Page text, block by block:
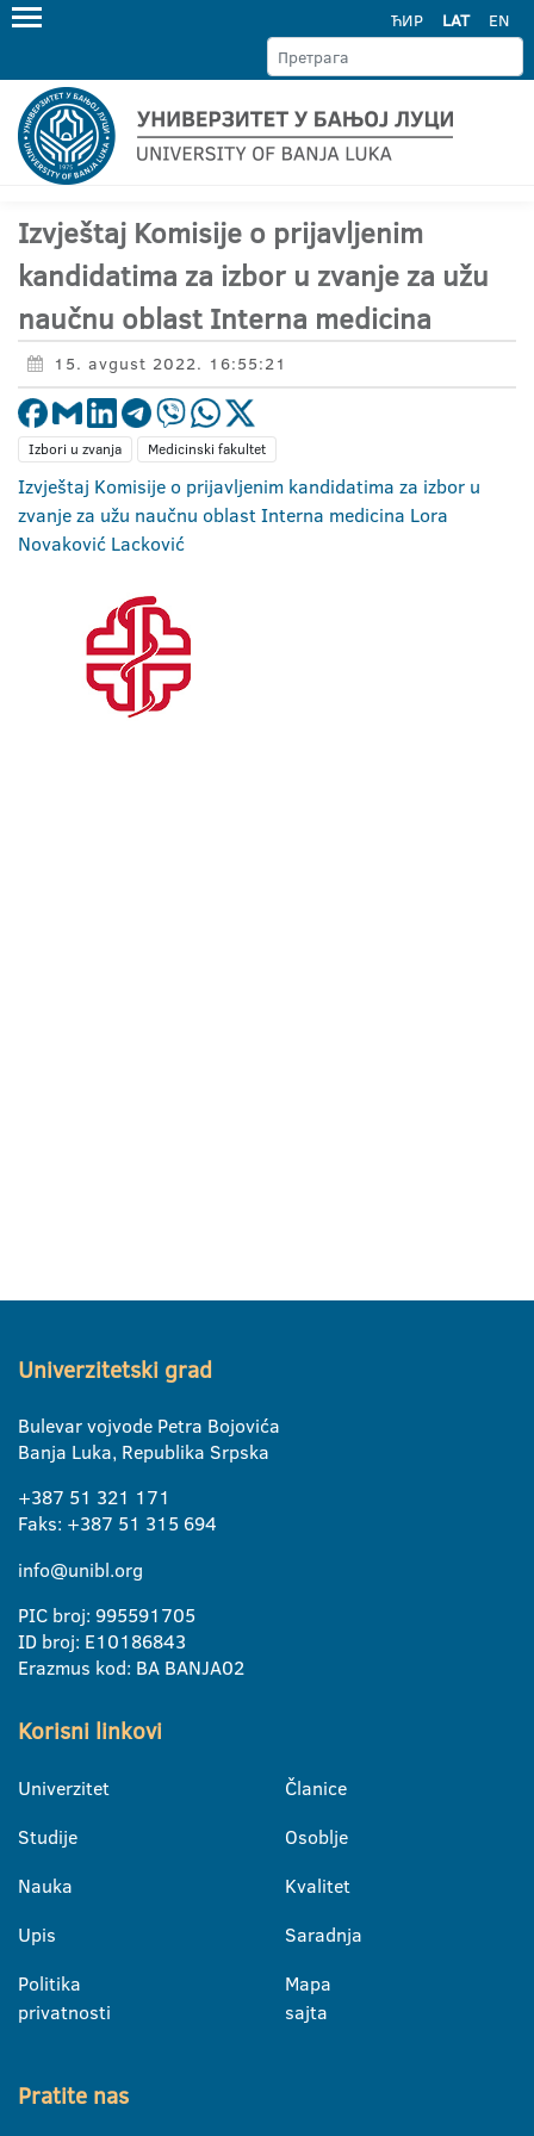
ЋИР LAT EN
Izvještaj Komisije o prijavljenim
kandidatima za izbor u zvanje za užu
naučnu oblast Interna medicina
15. avgust 2022. 16:55:21
Izbori u zvanja Medicinski fakultet
Izvještaj Komisije o prijavljenim kandidatima za izbor u
zvanje za užu naučnu oblast Interna medicina Lora
Novaković Lacković
Univerzitetski grad
Bulevar vojvode Petra Bojovića
Banja Luka, Republika Srpska
+387 51 321 171
Faks: +387 51 315 694
info@unibl.org
PIC broj: 995591705
ID broj: E10186843
Erazmus kod: BA BANJA02
Korisni linkovi
Univerzitet
Studije
Nauka
Upis
Politika
privatnosti
Članice
Osoblje
Kvalitet
Saradnja
Mapa
sajta
Pratite nas